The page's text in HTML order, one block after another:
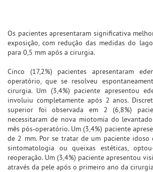
Os pacientes apresentaram significativa
exposição, com redução das medidas do
para 0,5 mm após a cirurgia.
Cinco (17,2%) pacientes apresentaram
operatório, que se resolveu
cirurgia. Um (3,4%) paciente apresentou
involuiu completamente após 2 anos.
superior foi observada em 2 (6,8%)
necessitaram de nova miotomia do
mês pós-operatório. Um (3,4%) paciente
de 2 mm. Por se tratar de um paciente idoso
sintomatologia ou queixas estéticas,
reoperação. Um (3,4%) paciente apresentou
através da pele após o primeiro ano da